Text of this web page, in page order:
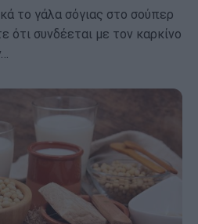
το γάλα σόγιας στο σούπερ
ότι συνδέεται με τον καρκίνο